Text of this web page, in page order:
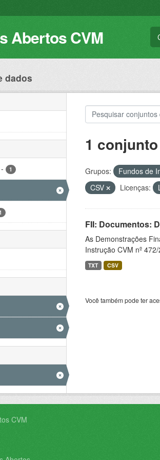
Abertos CVM
dados
- 1
1
Grupos: Fundos de
CSV
Licenças:
FII: Documentos:
As Demonstrações
Instrução CVM nº
TXT CSV
Você também pode ter
CVM